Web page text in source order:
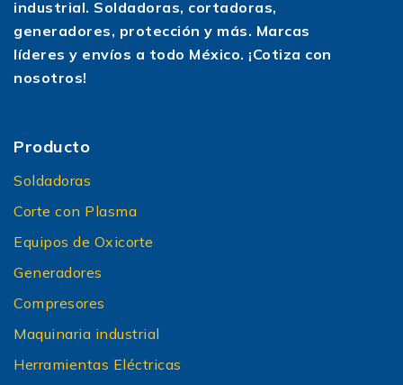
industrial. Soldadoras, cortadoras,
generadores, protección y más. Marcas
líderes y envíos a todo México. ¡Cotiza con
nosotros!
Producto
Soldadoras
Corte con Plasma
Equipos de Oxicorte
Generadores
Compresores
Maquinaria industrial
Herramientas Eléctricas